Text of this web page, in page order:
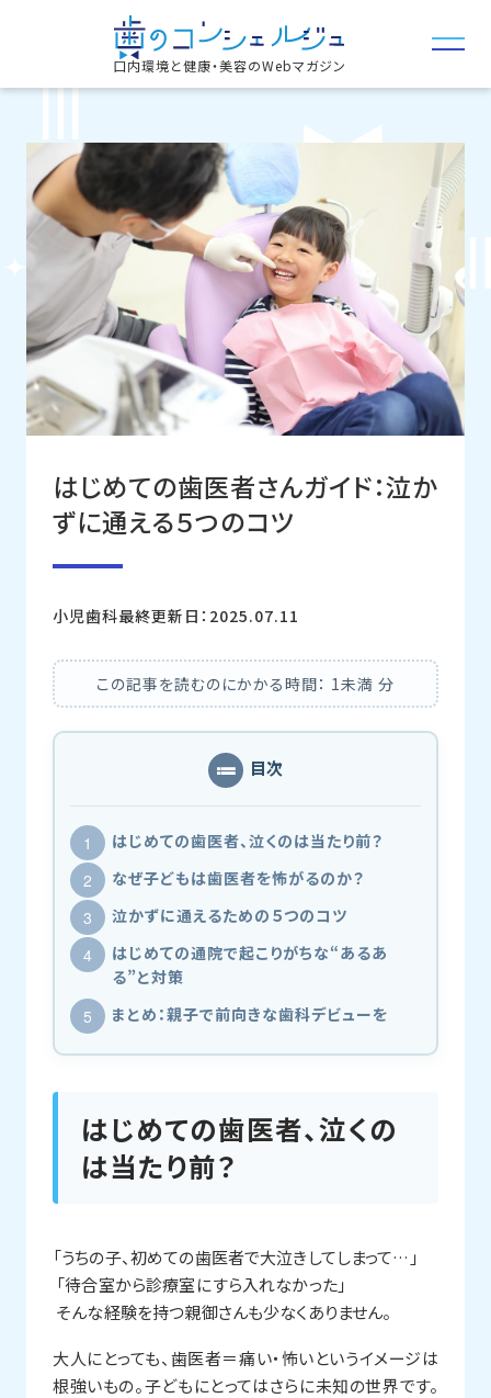
口内環境と健康・美容のWebマガジン
はじめての歯医者さんガイド：泣か
ずに通える５つのコツ
小児歯科最終更新日：2025.07.11
この記事を読むのにかかる時間： 1未満 分
目次
はじめての歯医者、泣くのは当たり前？
なぜ子どもは歯医者を怖がるのか？
泣かずに通えるための５つのコツ
はじめての通院で起こりがちな“あるあ
る”と対策
まとめ：親子で前向きな歯科デビューを
はじめての歯医者、泣くの
は当たり前？
「うちの子、初めての歯医者で大泣きしてしまって…」
「待合室から診療室にすら入れなかった」
そんな経験を持つ親御さんも少なくありません。
大人にとっても、歯医者＝痛い・怖いというイメージは
根強いもの。子どもにとってはさらに未知の世界です。